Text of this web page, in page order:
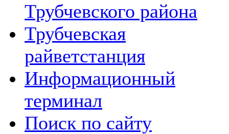
Трубчевского района
Трубчевская
райветстанция
Информационный
терминал
Поиск по сайту